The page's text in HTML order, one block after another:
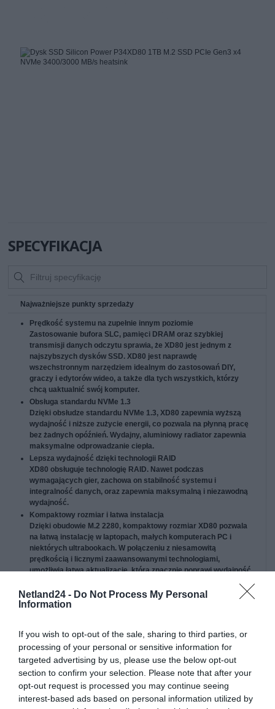
Netland24 - Do Not Process My Personal
Information
If you wish to opt-out of the sale, sharing to third parties, or
processing of your personal or sensitive information for
targeted advertising by us, please use the below opt-out
section to confirm your selection. Please note that after your
opt-out request is processed you may continue seeing
interest-based ads based on personal information utilized by
SPECYFIKACJA
Najważniejsze punkty sprzedaży
Prędkość systemu na zupełnie innym poziomie
Zastosowanie bufora SLC, pamięci DRAM oraz szybkiej
transmisji danych odczytu sprawia, że XD80 jest jednym z
najszybszych dysków SSD. XD80 jest naprawdę
wszechstronnym narzędziem idealnym do zastosowań DIY,
graczy i edytorów wideo, a także dla tych wszystkich, którzy
chcą uaktualnić swój komputer.
Obsługa standardu NVMe 1.3
Dzięki obsłudze standardu NVMe 1.3, XD80 zapewnia wyższą
wydajność i niższe zużycie energii, co pozwala na płynną pracę
bez żadnych opóźnień. Wydajny, aluminiowy radiator zapewnia
maksymalne odprowadzanie ciepła.
Lepsza wydajność dzięki technologii RAID
XD80 obsługuje technologię RAID. Nawet podczas
wymagających gier, zachowa on stabilność systemu i
integralność danych, oraz zapewnia maksymalną i niezawodną
wydajność.
Kompaktowy rozmiar i łatwa instalacja
Dzięki obudowie M.2 2280, kompaktowy rozmiar XD80 pozwala
na łatwą instalację w laptopach, małych komputerach PC i
niektórych ultrabookach. W połączeniu z niesamowitą
prędkością i licznymi zaawansowanymi technologiami,
umożliwia łatwą aktualizację, która znacznie poprawi wydajność
komponenty.
Nazwa:
SILICON POWER P34XD80 1TB M.2 SSD PCIe
Gen3 x4 NVMe 3400/3000 MB/s heatsink
Opis:
SILICON POWER XD80 - Napęd stały - 1 TB -
wewnętrzny - M.2 2280 - PCI Express 3.0 x4
(NVMe)
EAN: 4713436142959